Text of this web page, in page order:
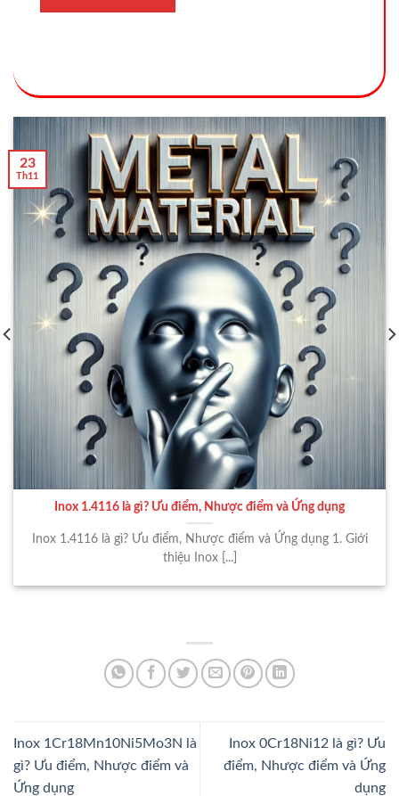
Inox 1.4116 là gì? Ưu điểm, Nhược điểm và Ứng dụng
Inox 1.4116 là gì? Ưu điểm, Nhược điểm và Ứng dụng 1. Giới
thiệu Inox [...]
23
Th11
Inox 1Cr18Mn10Ni5Mo3N là
gì? Ưu điểm, Nhược điểm và
Ứng dụng
Inox 0Cr18Ni12 là gì? Ưu
điểm, Nhược điểm và Ứng
dụng